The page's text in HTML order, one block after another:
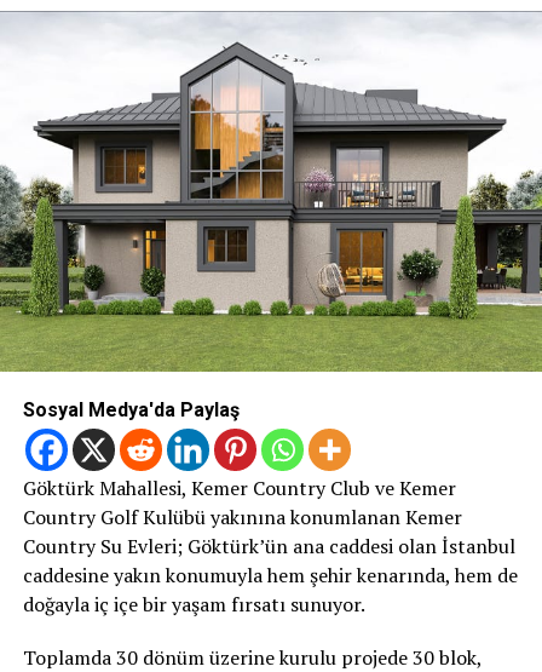
Sosyal Medya'da Paylaş
Göktürk Mahallesi, Kemer Country Club ve Kemer
Country Golf Kulübü yakınına konumlanan Kemer
Country Su Evleri; Göktürk’ün ana caddesi olan İstanbul
caddesine yakın konumuyla hem şehir kenarında, hem de
doğayla iç içe bir yaşam fırsatı sunuyor.
Toplamda 30 dönüm üzerine kurulu projede 30 blok,